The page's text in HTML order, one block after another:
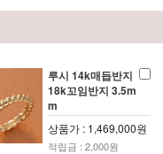
루시 14k매듭반지
18k꼬임반지 3.5m
m
상품가 : 1,469,000원
적립금 : 2,000원